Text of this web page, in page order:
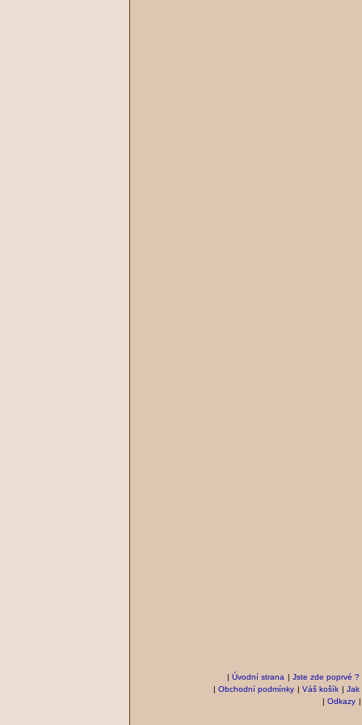
| Úvodní strana | Jste zde poprvé ?
| Obchodní podmínky | Váš košík | Jak
| Odkazy